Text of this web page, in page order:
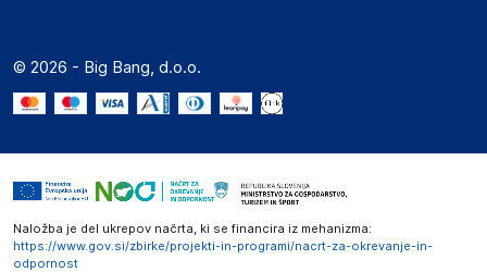
Marketplace za partnerje
Novosti
© 2026 - Big Bang, d.o.o.
Naložba je del ukrepov načrta, ki se financira iz mehanizma:
https://www.gov.si/zbirke/projekti-in-programi/nacrt-za-okrevanje-in-
odpornost